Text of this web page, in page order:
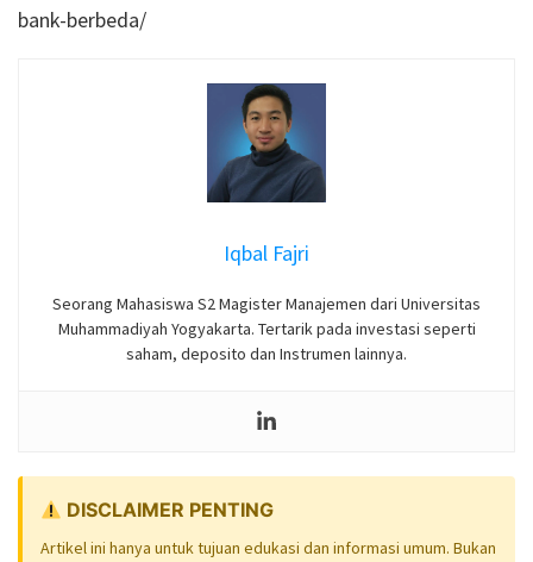
bank-berbeda/
Iqbal Fajri
Seorang Mahasiswa S2 Magister Manajemen dari Universitas
Muhammadiyah Yogyakarta. Tertarik pada investasi seperti
saham, deposito dan Instrumen lainnya.
DISCLAIMER PENTING
Artikel ini hanya untuk tujuan edukasi dan informasi umum. Bukan